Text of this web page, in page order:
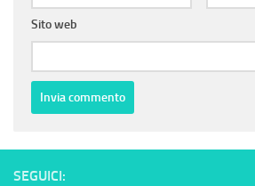
Sito web
SEGUICI: